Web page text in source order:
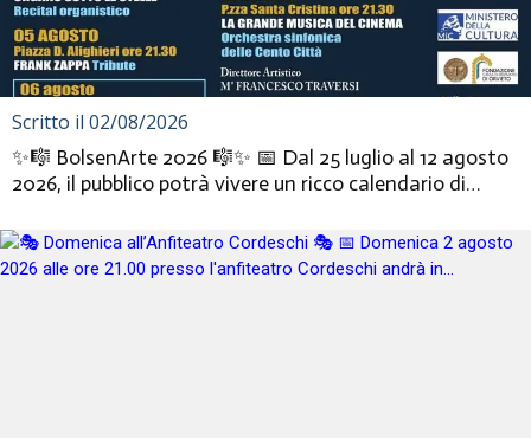
Scritto il 02/08/2026
✨🎼 BolsenArte 2026 🎼✨ 📅 Dal 25 luglio al 12 agosto
2026, il pubblico potrà vivere un ricco calendario di